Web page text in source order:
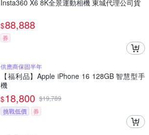
Insta360 X6 8K全景運動相機 東城代理公司貨
$88,888
券
供應商保固半年
【福利品】Apple iPhone 16 128GB 智慧型手
機
$18,800 $19,789
挑戰低價
券